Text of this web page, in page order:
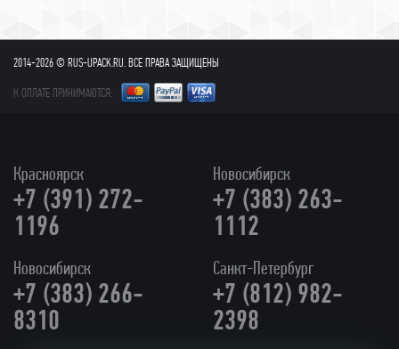
2014-2026 © RUS-UPACK.RU. ВСЕ ПРАВА ЗАЩИЩЕНЫ
К ОПЛАТЕ ПРИНИМАЮТСЯ:
Красноярск
+7 (391) 272-
1196
Новосибирск
+7 (383) 263-
1112
Новосибирск
+7 (383) 266-
8310
Санкт-Петербург
+7 (812) 982-
2398